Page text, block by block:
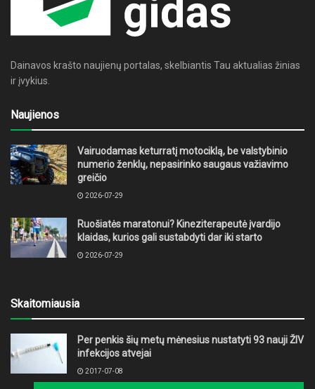
Dainavos krašto naujienų portalas, skelbiantis Tau aktualias žinias
ir įvykius.
Naujienos
Vairuodamas keturratį motociklą, be valstybinio
numerio ženklų, nepasirinko saugaus važiavimo
greičio
2026-07-29
Ruošiatės maratonui? Kineziterapeutė įvardijo
klaidas, kurios gali sustabdyti dar iki starto
2026-07-29
Skaitomiausia
Per penkis šių metų mėnesius nustatyti 93 nauji ŽIV
infekcijos atvejai
2017-07-08